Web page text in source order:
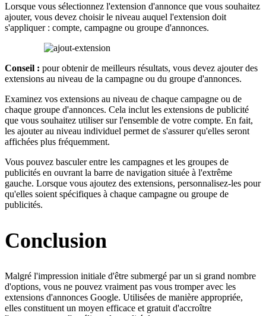
Lorsque vous sélectionnez l'extension d'annonce que vous souhaitez
ajouter, vous devez choisir le niveau auquel l'extension doit
s'appliquer : compte, campagne ou groupe d'annonces.
Conseil : pour obtenir de meilleurs résultats, vous devez ajouter des
extensions au niveau de la campagne ou du groupe d'annonces.
Examinez vos extensions au niveau de chaque campagne ou de
chaque groupe d'annonces. Cela inclut les extensions de publicité
que vous souhaitez utiliser sur l'ensemble de votre compte. En fait,
les ajouter au niveau individuel permet de s'assurer qu'elles seront
affichées plus fréquemment.
Vous pouvez basculer entre les campagnes et les groupes de
publicités en ouvrant la barre de navigation située à l'extrême
gauche. Lorsque vous ajoutez des extensions, personnalisez-les pour
qu'elles soient spécifiques à chaque campagne ou groupe de
publicités.
Conclusion
Malgré l'impression initiale d'être submergé par un si grand nombre
d'options, vous ne pouvez vraiment pas vous tromper avec les
extensions d'annonces Google. Utilisées de manière appropriée,
elles constituent un moyen efficace et gratuit d'accroître